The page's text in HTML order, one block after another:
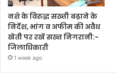
नशे के विरुद्ध सख्ती बढ़ाने के
निर्देश, भांग व अफीम की अवैध
खेती पर रखें सख्त निगरानी:-
जिलाधिकारी
1 week ago